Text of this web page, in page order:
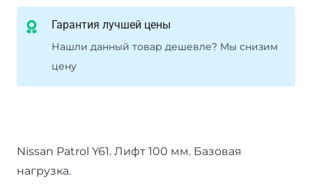
нагрузкаГарантия лучшей цены
Нашли данный товар дешевле? Мы снизим
цену
Nissan Patrol Y61. Лифт 100 мм. Базовая
нагрузка.